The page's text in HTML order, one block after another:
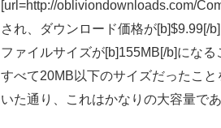
[url=http://obliviondownloads.com/
され、ダウンロード価格が[b]$9.99[/
ファイルサイズが[b]155MB[/b]にな
すべて20MB以下のサイズだったこ
いた通り、これはかなりの大容量で